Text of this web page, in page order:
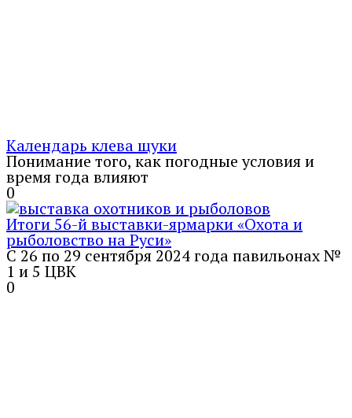
Календарь клева щуки
Понимание того, как погодные условия и
время года влияют
0
Итоги 56-й выставки-ярмарки «Охота и
рыболовство на Руси»
С 26 по 29 сентября 2024 года павильонах №
1 и 5 ЦВК
0